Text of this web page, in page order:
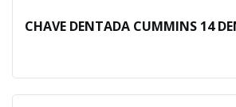
CHAVE DENTADA CUMMINS 14